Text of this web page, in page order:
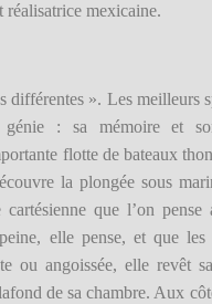
réalisatrice mexicaine.
». Les meilleurs
: sa mémoire et
flotte de bateaux
la plongée sous
que l’on
elle pense, et que
ou angoissée, elle revêt
de sa chambre. Aux